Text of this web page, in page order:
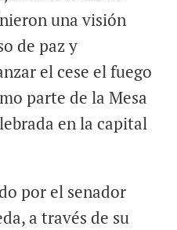
una visión
de paz y
el cese el fuego
parte de la Mesa
en la capital
por el senador
a través de su